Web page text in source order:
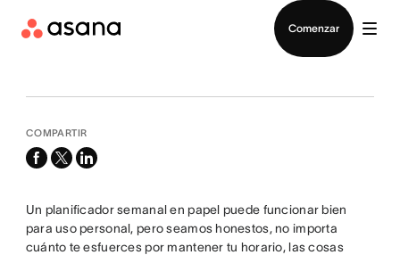
Comenzar
COMPARTIR
facebook
x-
linkedin
Un planificador semanal en papel puede funcionar bien
para uso personal, pero seamos honestos, no importa
cuánto te esfuerces por mantener tu horario, las cosas